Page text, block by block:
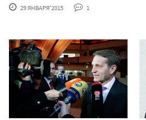
29 ЯНВАРЯ'2015 1